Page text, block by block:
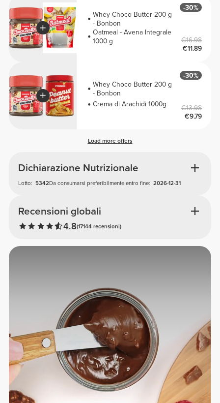
Whey Choco Butter 200 g
- Bonbon
Oatmeal - Avena Integrale
1000 g
-30%
€16.98
€11.89
Whey Choco Butter 200 g
- Bonbon
Crema di Arachidi 1000g
-30%
€13.98
€9.79
Load more offers
Dichiarazione Nutrizionale
Lotto: 5342Da consumarsi preferibilmente entro fine: 2026-12-31
Recensioni globali
4.8(17144 recensioni)